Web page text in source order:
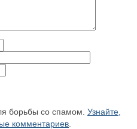
борьбы со спамом. Узнайте,
комментариев.